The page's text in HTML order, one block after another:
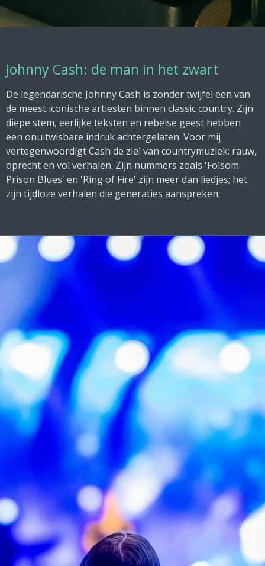
Johnny Cash: de man in het zwart
De legendarische Johnny Cash is zonder twijfel een van
de meest iconische artiesten binnen classic country. Zijn
diepe stem, eerlijke teksten en rebelse geest hebben
een onuitwisbare indruk achtergelaten. Voor mij
vertegenwoordigt Cash de ziel van countrymuziek: rauw,
oprecht en vol verhalen. Zijn nummers zoals 'Folsom
Prison Blues' en 'Ring of Fire' zijn meer dan liedjes; het
zijn tijdloze verhalen die generaties aanspreken.